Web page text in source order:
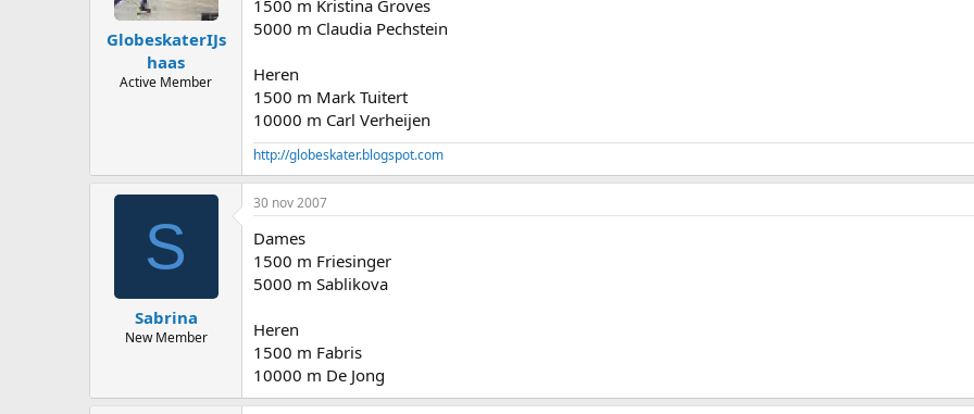
GlobeskaterIJs
haas
Active Member
1500 m Kristina Groves
5000 m Claudia Pechstein
Heren
1500 m Mark Tuitert
10000 m Carl Verheijen
http://globeskater.blogspot.com
S
Sabrina
New Member
30 nov 2007
Dames
1500 m Friesinger
5000 m Sablikova
Heren
1500 m Fabris
10000 m De Jong